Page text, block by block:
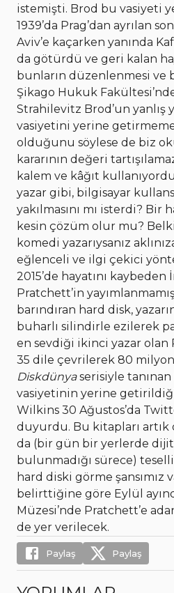
istemişti. Brod bu vasiyeti
1939’da Prag’dan ayrılan
Aviv’e kaçarken yanında
da götürdü ve geri kalan
bunların düzenlenmesi ve
Şikago Hukuk
Strahilevitz Brod’un yanlış
vasiyetini yerine
olduğunu söylese de biz
kararının değeri
kalem ve kâğıt
yazar gibi, bilgisayar
yakılmasını mı isterdi? Bir
kesin çözüm olur mu?
komedi yazarıysanız
eğlenceli ve ilgi çekici
2015’de hayatını
Pratchett’in
barındıran hard disk,
buharlı silindirle ezilerek
en sevdiği ikinci yazar olan
35 dile çevrilerek 80
Diskdünyaserisiyle
vasiyetinin yerine
Wilkins 30 Ağustos’da
duyurdu. Bu kitapları artık
da (bir gün bir yerlerde
bulunmadığı sürece)
hard diski görme şansımız
belirttiğine göre Eylül
Müzesi’nde Pratchett’e
de yer verilecek.
Paylaş Paylaş